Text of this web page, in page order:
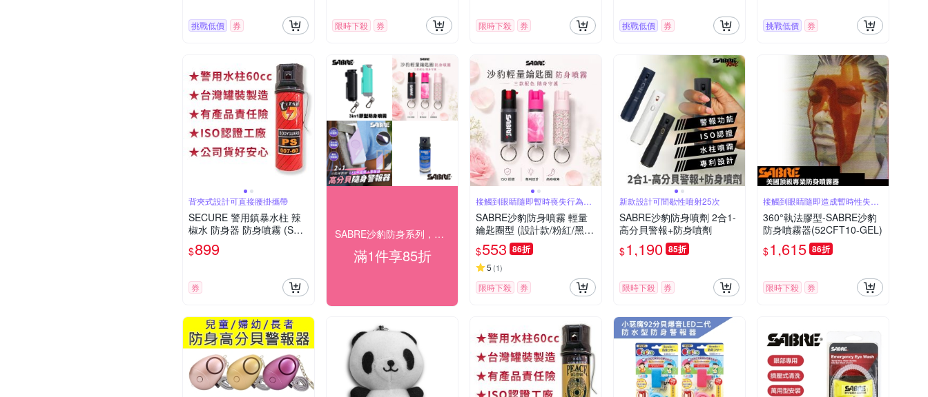
挑戰低價 券 限時下殺 券 限時下殺 券 挑戰低價 券 挑戰低價 券
背夾式設計可直接腰掛攜帶
SECURE 警用鎮暴水柱 辣
椒水 防身器 防身噴霧 (SE-1
060A 背夾款) 台灣製
$899
券
SABRE沙豹防身系列，結帳85折！
滿1件享85折
接觸到眼睛隨即暫時喪失行為能
力約60分鐘
SABRE沙豹防身噴霧 輕量
鑰匙圈型 (設計款/粉紅/黑/
叢林/粉迷彩/繽紛樂)
$553 86折
5 (1)
限時下殺 券
新款設計可間歇性噴射25次
SABRE沙豹防身噴劑 2合1-
高分貝警報+防身噴劑
$1,190 85折
限時下殺 券
接觸到眼睛隨即造成暫時性失明
50分鐘
360°執法膠型-SABRE沙豹
防身噴霧器(52CFT10-GEL)
$1,615 86折
限時下殺 券